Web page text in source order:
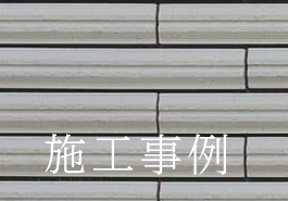
施工事例